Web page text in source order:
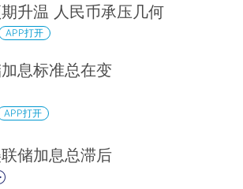
升温 人民币承压几何
APP打开
息标准总在变
APP打开
储加息总滞后